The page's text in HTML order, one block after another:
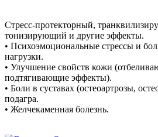
Стресс-протекторный,
тонизирующий и другие эффекты.
• Психоэмоциональные стрессы и
нагрузки.
• Улучшение свойств кожи
подтягивающие эффекты).
• Боли в суставах (остеоартрозы,
подагра.
• Желчекаменная болезнь.